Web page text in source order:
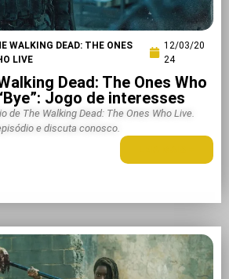
WALKING DEAD: THE ONES
LIVE
12/03/20
24
Dead: The Ones Who
Jogo de interesses
de The Walking Dead: The Ones Who Live.
e discuta conosco.